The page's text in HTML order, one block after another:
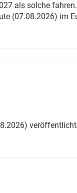
als solche
(07.08.2026) im